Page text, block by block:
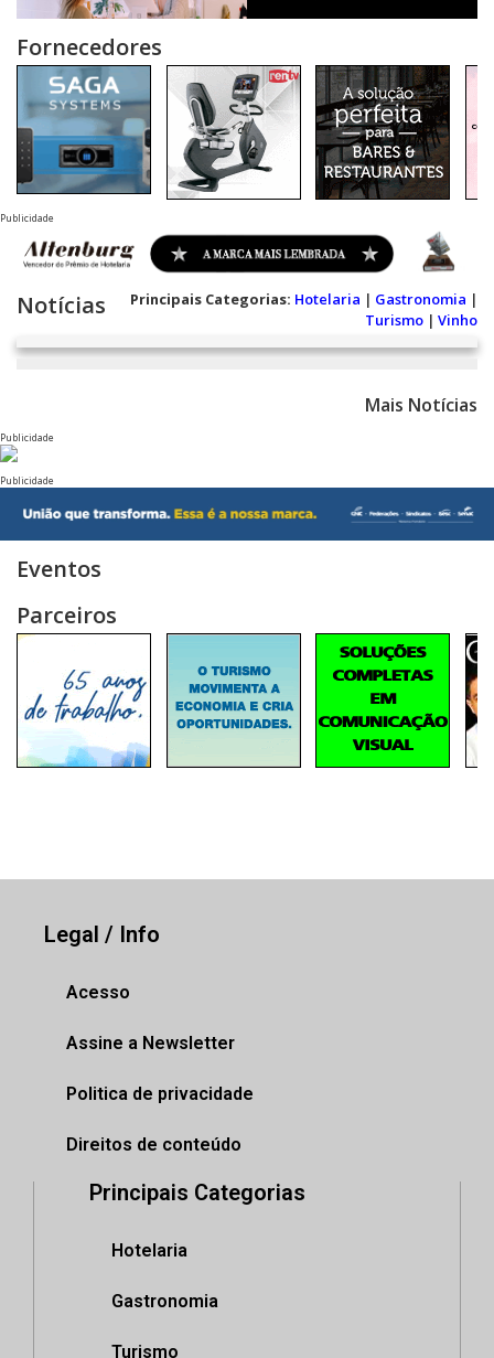
Fornecedores
Publicidade
Notícias Principais Categorias: Hotelaria | Gastronomia |
Turismo | Vinho
Mais Notícias
Publicidade
Publicidade
Eventos
Parceiros
Legal / Info
Acesso
Assine a Newsletter
Politica de privacidade
Direitos de conteúdo
Principais Categorias
Hotelaria
Gastronomia
Turismo